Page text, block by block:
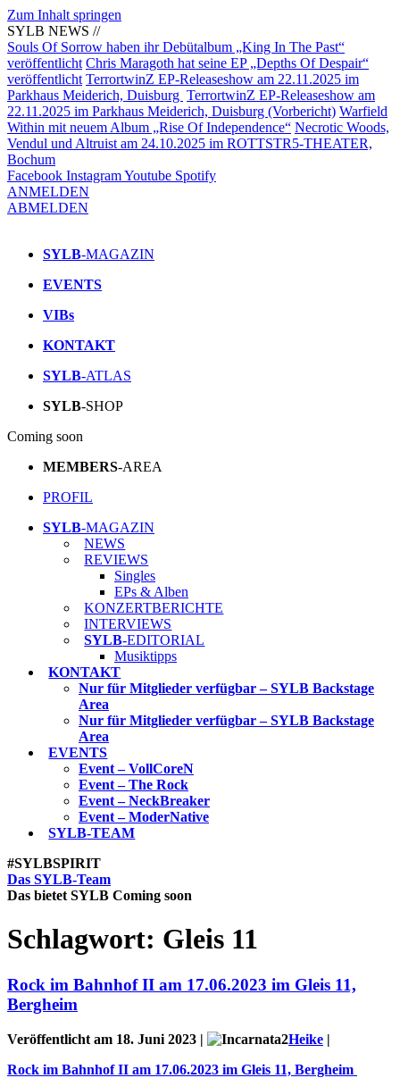
Zum Inhalt springen
SYLB NEWS //
Souls Of Sorrow haben ihr Debütalbum „King In The Past“
veröffentlicht Chris Maragoth hat seine EP „Depths Of Despair“
veröffentlicht TerrortwinZ EP-Releaseshow am 22.11.2025 im
Parkhaus Meiderich, Duisburg TerrortwinZ EP-Releaseshow am
22.11.2025 im Parkhaus Meiderich, Duisburg (Vorbericht) Warfield
Within mit neuem Album „Rise Of Independence“ Necrotic Woods,
Vendul und Altruist am 24.10.2025 im ROTTSTR5-THEATER,
Bochum
Facebook InstagramYoutube Spotify
ANMELDEN
ABMELDEN
SYLB-MAGAZIN
EVENTS
VIBs
KONTAKT
SYLB-ATLAS
SYLB-SHOP
Coming soon
MEMBERS-AREA
PROFIL
SYLB-MAGAZIN
NEWS
REVIEWS
Singles
EPs & Alben
KONZERTBERICHTE
INTERVIEWS
SYLB-EDITORIAL
Musiktipps
KONTAKT
Nur für Mitglieder verfügbar – SYLB Backstage
Area
Nur für Mitglieder verfügbar – SYLB Backstage
Area
EVENTS
Event – VollCoreN
Event – The Rock
Event – NeckBreaker
Event – ModerNative
SYLB-TEAM
#SYLBSPIRIT
Das SYLB-Team
Das bietet SYLB Coming soon
Schlagwort: Gleis 11
Rock im Bahnhof II am 17.06.2023 im Gleis 11,
Bergheim
Veröffentlicht am 18. Juni 2023 | Heike |
Rock im Bahnhof II am 17.06.2023 im Gleis 11, Bergheim